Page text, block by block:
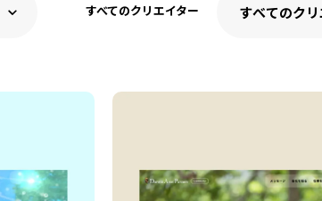
すべてのクリエイター